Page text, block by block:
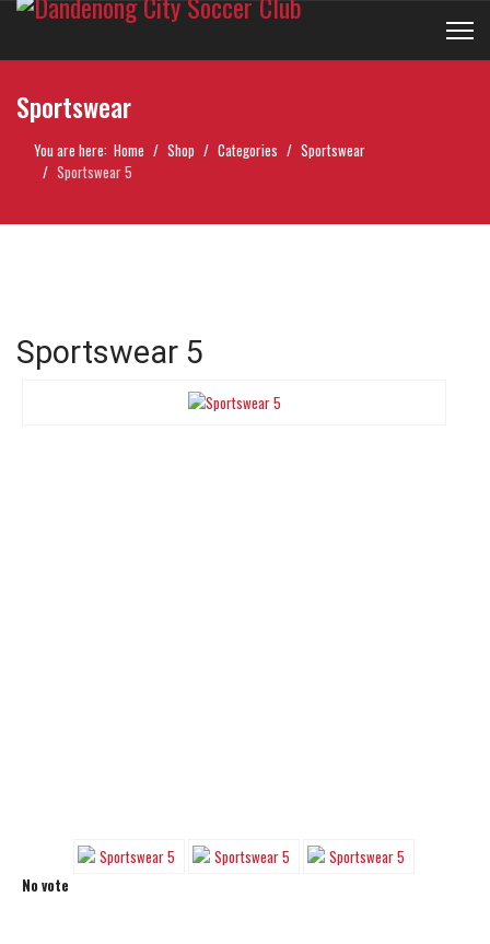
Sportswear
You are here: Home Shop Categories
Sportswear
Sportswear 5
Sportswear 5
No vote